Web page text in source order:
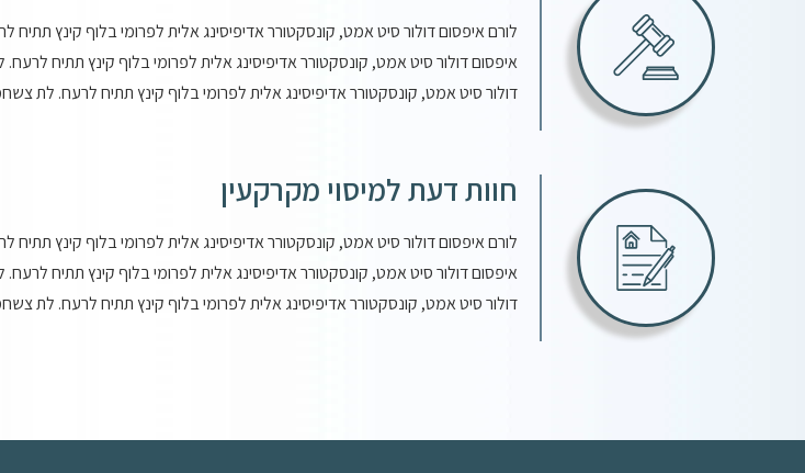
לורם איפסום דולור סיט אמט, קונסקטורר אדיפיסינג אלית לפרומי בלוף קינץ
איפסום דולור סיט אמט, קונסקטורר אדיפיסינג אלית לפרומי בלוף קינץ תתיח
דולור סיט אמט, קונסקטורר אדיפיסינג אלית לפרומי בלוף קינץ תתיח לרעח. לת
חוות דעת למיסוי מקרקעין​
לורם איפסום דולור סיט אמט, קונסקטורר אדיפיסינג אלית לפרומי בלוף קינץ
איפסום דולור סיט אמט, קונסקטורר אדיפיסינג אלית לפרומי בלוף קינץ תתיח
דולור סיט אמט, קונסקטורר אדיפיסינג אלית לפרומי בלוף קינץ תתיח לרעח. לת